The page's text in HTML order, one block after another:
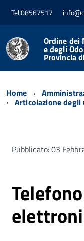
Tel.08567517
Ordine dei
e degli
Provincia
Home
Articolazione
Pubblicato: 03